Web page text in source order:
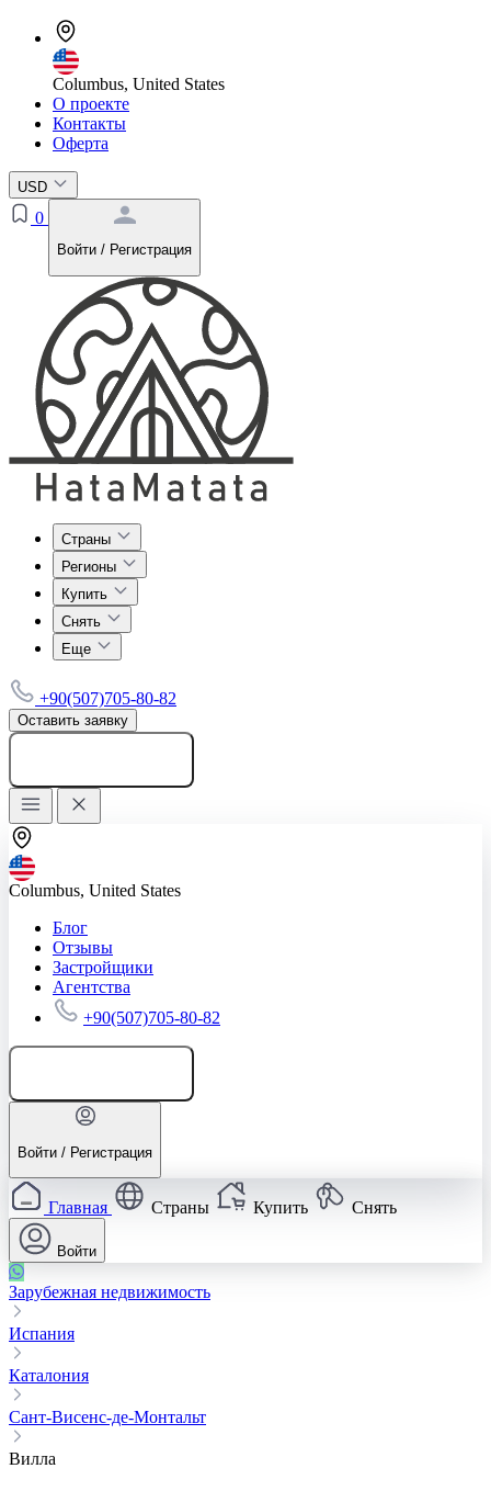
Columbus, United States
О проекте
Контакты
Оферта
USD
0
Войти / Регистрация
Страны
Регионы
Купить
Снять
Еще
+90(507)705-80-82
Оставить заявку
Columbus, United States
Блог
Отзывы
Застройщики
Агентства
+90(507)705-80-82
Войти / Регистрация
Главная Страны Купить Снять
Войти
Зарубежная недвижимость
Испания
Каталония
Сант-Висенс-де-Монтальт
Вилла